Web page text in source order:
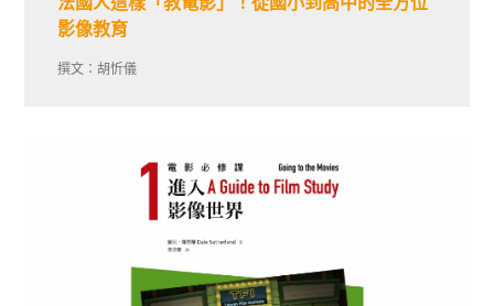
影像教育
撰文：胡忻儀